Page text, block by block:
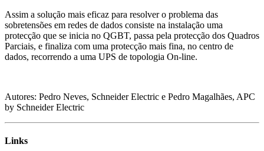
Assim a solução mais eficaz para resolver o problema das
sobretensões em redes de dados consiste na instalação uma
protecção que se inicia no QGBT, passa pela protecção dos Quadros
Parciais, e finaliza com uma protecção mais fina, no centro de
dados, recorrendo a uma UPS de topologia On-line.
Autores: Pedro Neves, Schneider Electric e Pedro Magalhães, APC
by Schneider Electric
Links